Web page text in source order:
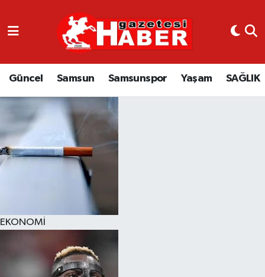
Güncel Samsun Samsunspor Yaşam SAĞLIK
EKONOMİ
GÜNCEL
SAMSUN
SAMSUNSPOR
EKONOMİ
YAŞAM